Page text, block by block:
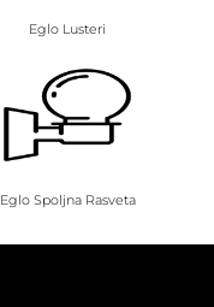
Eglo Lusteri
Eglo Spoljna Rasveta